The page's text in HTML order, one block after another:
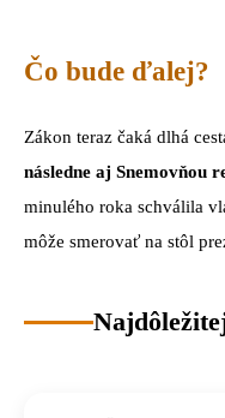
Čo bude ďalej?
Zákon teraz čaká dlhá
následne aj Snemovňou
minulého roka schválila
môže smerovať na stôl